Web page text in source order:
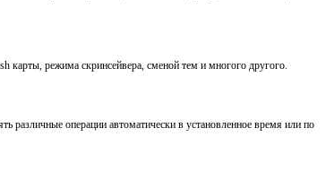
карты, режима скринсейвера, сменой тем и многого другого.
операции автоматически в установленное время или по